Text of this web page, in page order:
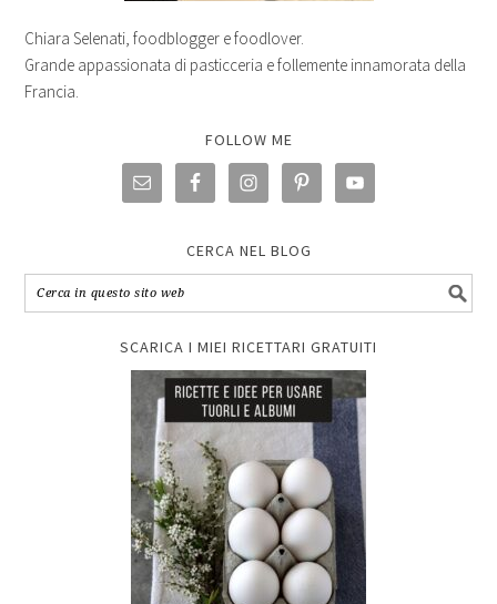
Chiara Selenati, foodblogger e foodlover.
Grande appassionata di pasticceria e follemente innamorata della
Francia.
FOLLOW ME
CERCA NEL BLOG
SCARICA I MIEI RICETTARI GRATUITI